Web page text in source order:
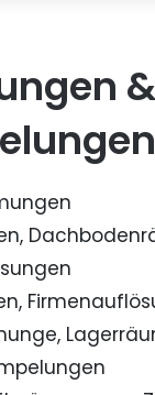
&